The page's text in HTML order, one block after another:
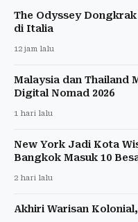
The Odyssey
di Italia
12 jam lalu
Malaysia dan Thailand
Digital Nomad 2026
1 hari lalu
New York Jadi Kota
Bangkok Masuk 10
2 hari lalu
Akhiri Warisan